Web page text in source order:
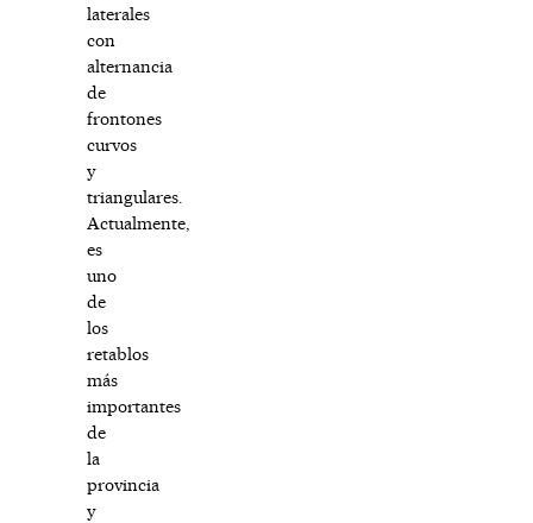
laterales
con
alternancia
de
frontones
curvos
y
triangulares.
Actualmente,
es
uno
de
los
retablos
más
importantes
de
la
provincia
y